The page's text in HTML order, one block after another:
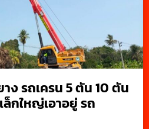
ง รถเครน 5 ตัน 10 ตัน
กใหญ่เอาอยู่ รถ